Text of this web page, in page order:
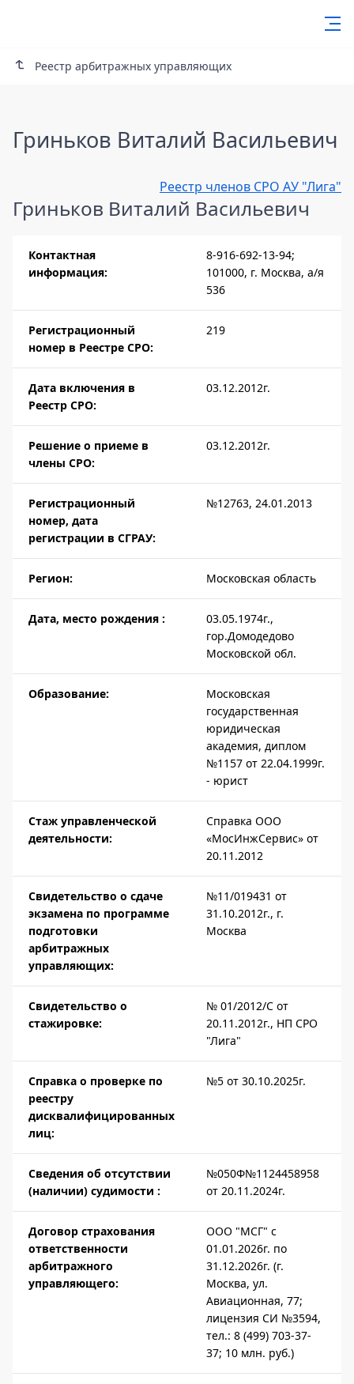
Реестр арбитражных управляющих
Гриньков Виталий Васильевич
Реестр членов СРО АУ "Лига"
Гриньков Виталий Васильевич
Контактная
информация:
8-916-692-13-94;
101000, г. Москва, а/я
536
Регистрационный
номер в Реестре СРО:
219
Дата включения в
Реестр СРО:
03.12.2012г.
Решение о приеме в
члены СРО:
03.12.2012г.
Регистрационный
номер, дата
регистрации в СГРАУ:
№12763, 24.01.2013
Регион: Московская область
Дата, место рождения :
03.05.1974г.,
гор.Домодедово
Московской обл.
Образование:
Московская
государственная
юридическая
академия, диплом
№1157 от 22.04.1999г.
- юрист
Стаж управленческой
деятельности:
Справка ООО
«МосИнжСервис» от
20.11.2012
Свидетельство о сдаче
экзамена по программе
подготовки
арбитражных
управляющих:
№11/019431 от
31.10.2012г., г.
Москва
Свидетельство о
стажировке:
№ 01/2012/С от
20.11.2012г., НП СРО
"Лига"
Справка о проверке по
реестру
дисквалифицированных
лиц:
№5 от 30.10.2025г.
Сведения об отсутствии
(наличии) судимости :
№050Ф№1124458958
от 20.11.2024г.
Договор страхования
ответственности
арбитражного
управляющего:
ООО "МСГ" с
01.01.2026г. по
31.12.2026г. (г.
Москва, ул.
Авиационная, 77;
лицензия СИ №3594,
тел.: 8 (499) 703-37-
37; 10 млн. руб.)